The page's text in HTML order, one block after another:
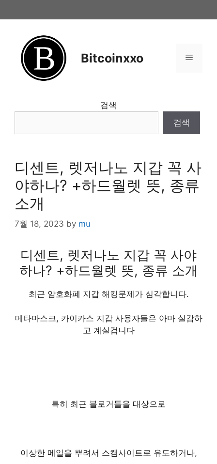
to
Bitcoinxxo Menu
검색
검색
디센트, 렛저나노 지갑 꼭 사
야하나? +하드월렛 뜻, 종류
소개
7월 18, 2023 by mu
디센트, 렛저나노 지갑 꼭 사야
하나? +하드월렛 뜻, 종류 소개
최근 암호화폐 지갑 해킹문제가 심각합니다.
메타마스크, 카이카스 지갑 사용자들은 아마 실감하
고 계실겁니다
특히 최근 블로거들을 대상으로
이상한 메일을 뿌려서 스캠사이트로 유도하거나,